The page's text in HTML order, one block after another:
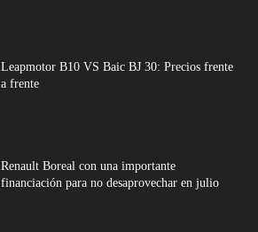
Leapmotor B10 VS Baic BJ 30: Precios frente
a frente
Renault Boreal con una importante
financiación para no desaprovechar en julio